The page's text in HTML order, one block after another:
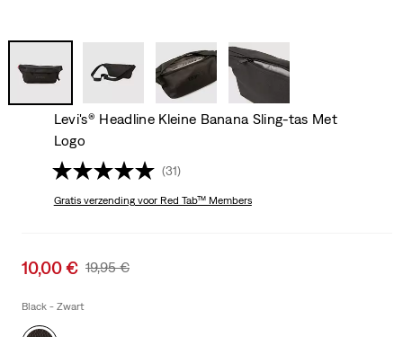
Levi's® Headline Kleine Banana Sling-tas Met
Logo
(31)
Gratis verzendingvoor Red Tab™ Members
Sale
is
10,00 € Original
19,95 €
Black - Zwart